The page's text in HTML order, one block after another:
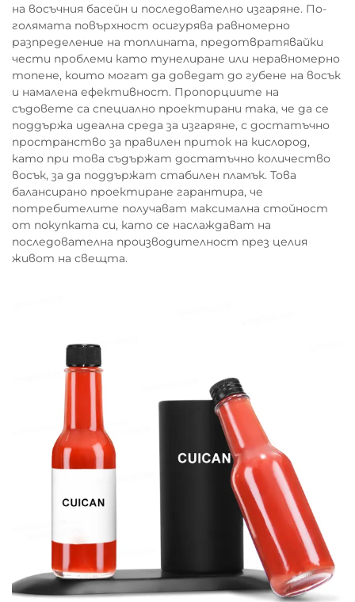
на восъчния басейн и последователно изгаряне. По-
голямата повърхност осигурява равномерно
разпределение на топлината, предотвратявайки
чести проблеми като тунелиране или неравномерно
топене, които могат да доведат до губене на восък
и намалена ефективност. Пропорциите на
съдовете са специално проектирани така, че да се
поддържа идеална среда за изгаряне, с достатъчно
пространство за правилен приток на кислород,
като при това съдържат достатъчно количество
восък, за да поддържат стабилен пламък. Това
балансирано проектиране гарантира, че
потребителите получават максимална стойност
от покупката си, като се наслаждават на
последователна производителност през целия
живот на свещта.